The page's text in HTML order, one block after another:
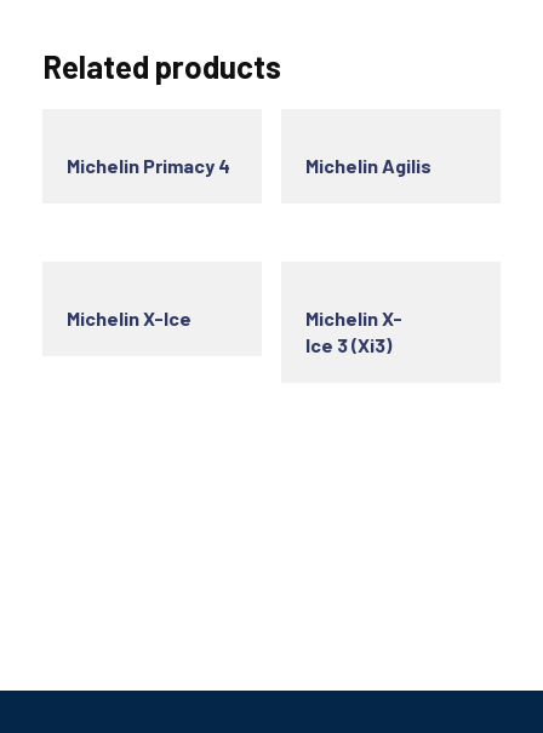
Related products
Michelin Primacy 4 Michelin Agilis
Michelin X-Ice
Michelin X-
Ice 3 (Xi3)